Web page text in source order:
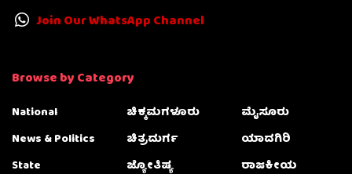
Join Our WhatsApp Channel
Browse by Category
National
News & Politics
State
ಚಿಕ್ಕಮಗಳೂರು
ಚಿತ್ರದುರ್ಗ
ಜ್ಯೋತಿಷ್ಯ
ಮೈಸೂರು
ಯಾದಗಿರಿ
ರಾಜಕೀಯ